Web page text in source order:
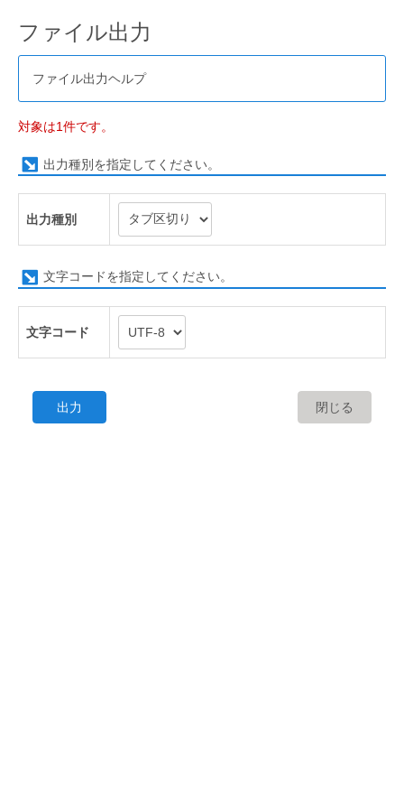
ファイル出力
ファイル出力ヘルプ
対象は1件です。
出力種別を指定してください。
出力種別
文字コードを指定してください。
文字コード